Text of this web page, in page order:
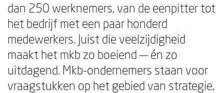
dan 250 werknemers, van de eenpitter tot
het bedrijf met een paar honderd
medewerkers. Juist die veelzijdigheid
maakt het mkb zo boeiend — én zo
uitdagend. Mkb-ondernemers staan voor
vraagstukken op het gebied van strategie,